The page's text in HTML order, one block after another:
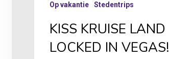
Op vakantie Stedentrips
KISS KRUISE LAND
LOCKED IN VEGAS!